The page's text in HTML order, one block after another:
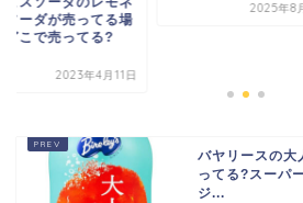
2025年8月6日 2024年4
バヤリースの大
ってる?スーパ
ジ...